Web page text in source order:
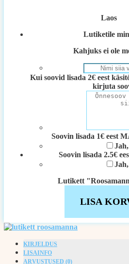
Laos
Lutiketile
Kahjuks ei ole
Kui soovid lisada 2€ eest
kirjuta
Soovin lisada 1€ eest
Soovin lisada 2.5€
Lutikett
LISA
KIRJELDUS
LISAINFO
ARVUSTUSED (0)